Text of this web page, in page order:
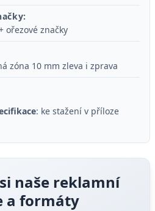
ořezové značky
zóna 10 mm zleva i zprava
: ke stažení v příloze
naše reklamní
a formáty